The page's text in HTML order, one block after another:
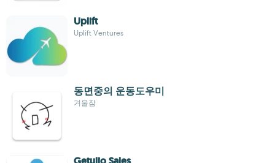
Uplift
Uplift Ventures
동면중의 운동도우미
겨울잠